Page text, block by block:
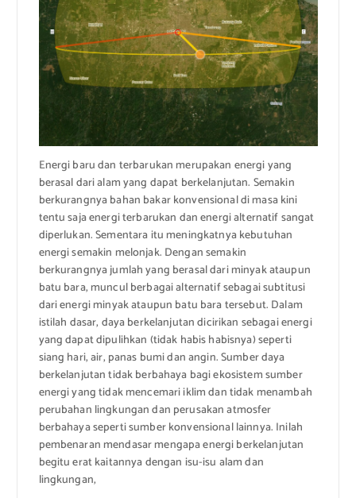
Energi baru dan terbarukan merupakan energi yang
berasal dari alam yang dapat berkelanjutan. Semakin
berkurangnya bahan bakar konvensional di masa kini
tentu saja energi terbarukan dan energi alternatif sangat
diperlukan. Sementara itu meningkatnya kebutuhan
energi semakin melonjak. Dengan semakin
berkurangnya jumlah yang berasal dari minyak ataupun
batu bara, muncul berbagai alternatif sebagai subtitusi
dari energi minyak ataupun batu bara tersebut. Dalam
istilah dasar, daya berkelanjutan dicirikan sebagai energi
yang dapat dipulihkan (tidak habis habisnya) seperti
siang hari, air, panas bumi dan angin. Sumber daya
berkelanjutan tidak berbahaya bagi ekosistem sumber
energi yang tidak mencemari iklim dan tidak menambah
perubahan lingkungan dan perusakan atmosfer
berbahaya seperti sumber konvensional lainnya. Inilah
pembenaran mendasar mengapa energi berkelanjutan
begitu erat kaitannya dengan isu-isu alam dan
lingkungan,